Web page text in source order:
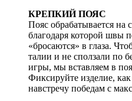
КРЕПКИЙ ПОЯС
Пояс обрабатывается
благодаря которой швы
«бросаются» в глаза.
талии и не сползали по
игры, мы вставляем в
Фиксируйте изделие,
навстречу победам с